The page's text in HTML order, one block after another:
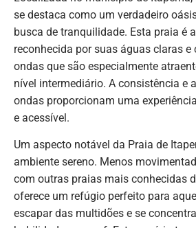
se destaca como um verdadeiro
busca de tranquilidade. Esta praia é
reconhecida por suas águas claras e
ondas que são especialmente
nível intermediário. A consistência e
ondas proporcionam uma
e acessível.
Um aspecto notável da Praia de
ambiente sereno. Menos
com outras praias mais conhecidas
oferece um refúgio perfeito para
escapar das multidões e se